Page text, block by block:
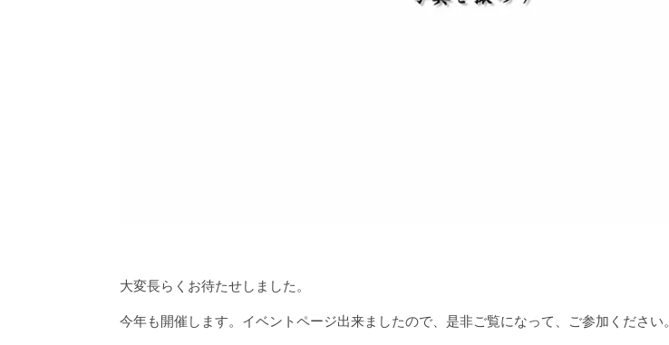
大変長らくお待たせしました。
今年も開催します。イベントページ出来ましたので、是非ご覧になって、ご参加ください。